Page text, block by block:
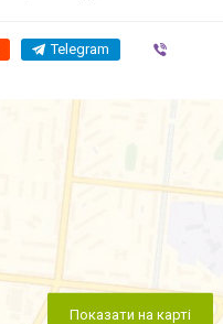
Telegram
Показати на карті